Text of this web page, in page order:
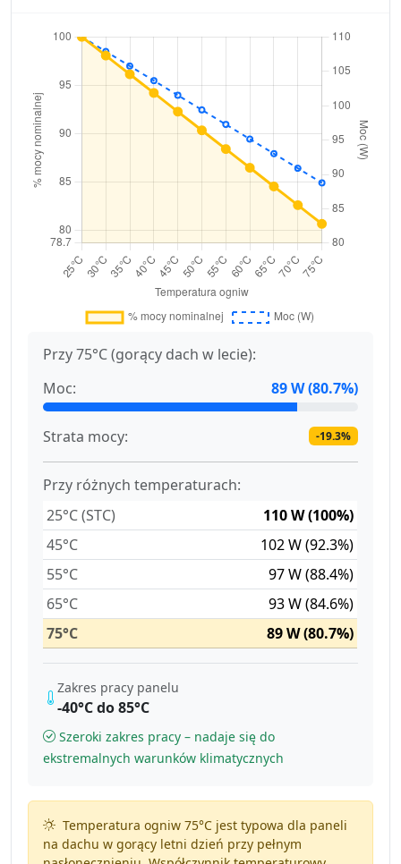
Przy 75°C (gorący dach w lecie):
Moc:
89 W (80.7%)
Strata mocy: -19.3%
Przy różnych temperaturach:
25°C (STC)
110 W (100%)
45°C
102 W (92.3%)
55°C
97 W (88.4%)
65°C
93 W (84.6%)
75°C
89 W (80.7%)
Zakres pracy panelu
-40°C do 85°C
Szeroki zakres pracy – nadaje się do
ekstremalnych warunków klimatycznych
Temperatura ogniw 75°C jest typowa dla paneli
na dachu w gorący letni dzień przy pełnym